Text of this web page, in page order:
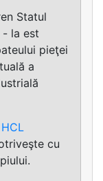
Statul
- la est
pieţei
a
HCL
cu